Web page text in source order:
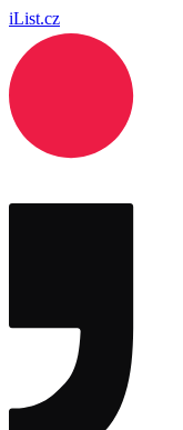
iList.cz